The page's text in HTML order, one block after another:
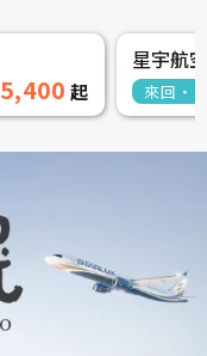
5,400
星宇航
來回‧